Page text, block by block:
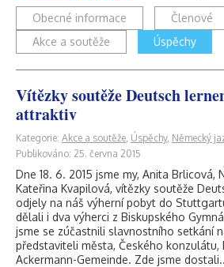
Obecné informace
Členové
Akce a soutěže
Úspěchy
Vítězky soutěže Deutsch
attraktiv
Kategorie: Akce a soutěže, Úspěchy, Německý
Publikováno: 25. června 2015
Dne 18. 6. 2015 jsme my, Anita Brlicová,
Kateřina Kvapilová, vítězky soutěže
odjely na náš výherní pobyt do
dělali i dva výherci z Biskupského
jsme se zúčastnili slavnostního setkání
představiteli města, Českého konzulátu,
Ackermann-Gemeinde. Zde jsme